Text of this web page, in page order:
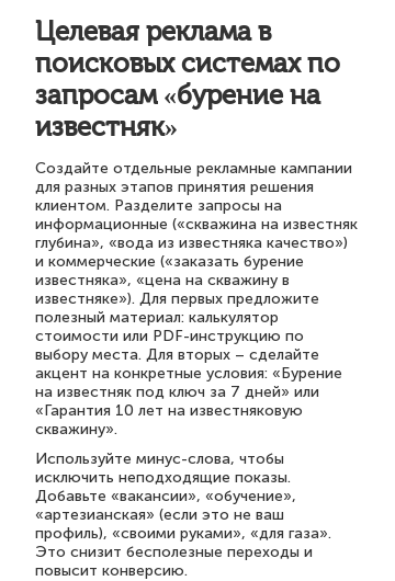
Целевая реклама в
поисковых системах по
запросам «бурение на
известняк»
Создайте отдельные рекламные кампании
для разных этапов принятия решения
клиентом. Разделите запросы на
информационные («скважина на известняк
глубина», «вода из известняка качество»)
и коммерческие («заказать бурение
известняка», «цена на скважину в
известняке»). Для первых предложите
полезный материал: калькулятор
стоимости или PDF-инструкцию по
выбору места. Для вторых – сделайте
акцент на конкретные условия: «Бурение
на известняк под ключ за 7 дней» или
«Гарантия 10 лет на известняковую
скважину».
Используйте минус-слова, чтобы
исключить неподходящие показы.
Добавьте «вакансии», «обучение»,
«артезианская» (если это не ваш
профиль), «своими руками», «для газа».
Это снизит бесполезные переходы и
повысит конверсию.